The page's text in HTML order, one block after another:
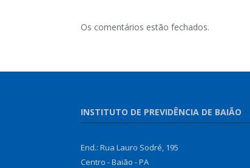
Os comentários estão fechados.
INSTITUTO DE PREVIDÊNCIA DE BAIÃO
End.: Rua Lauro Sodré, 195
Centro - Baião - PA